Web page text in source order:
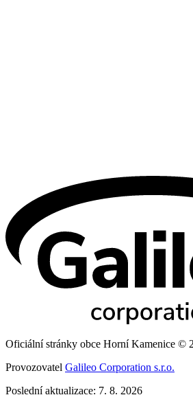
Oficiální stránky obce Horní Kamenice ©
Provozovatel Galileo Corporation s.r.o.
Poslední aktualizace: 7. 8. 2026